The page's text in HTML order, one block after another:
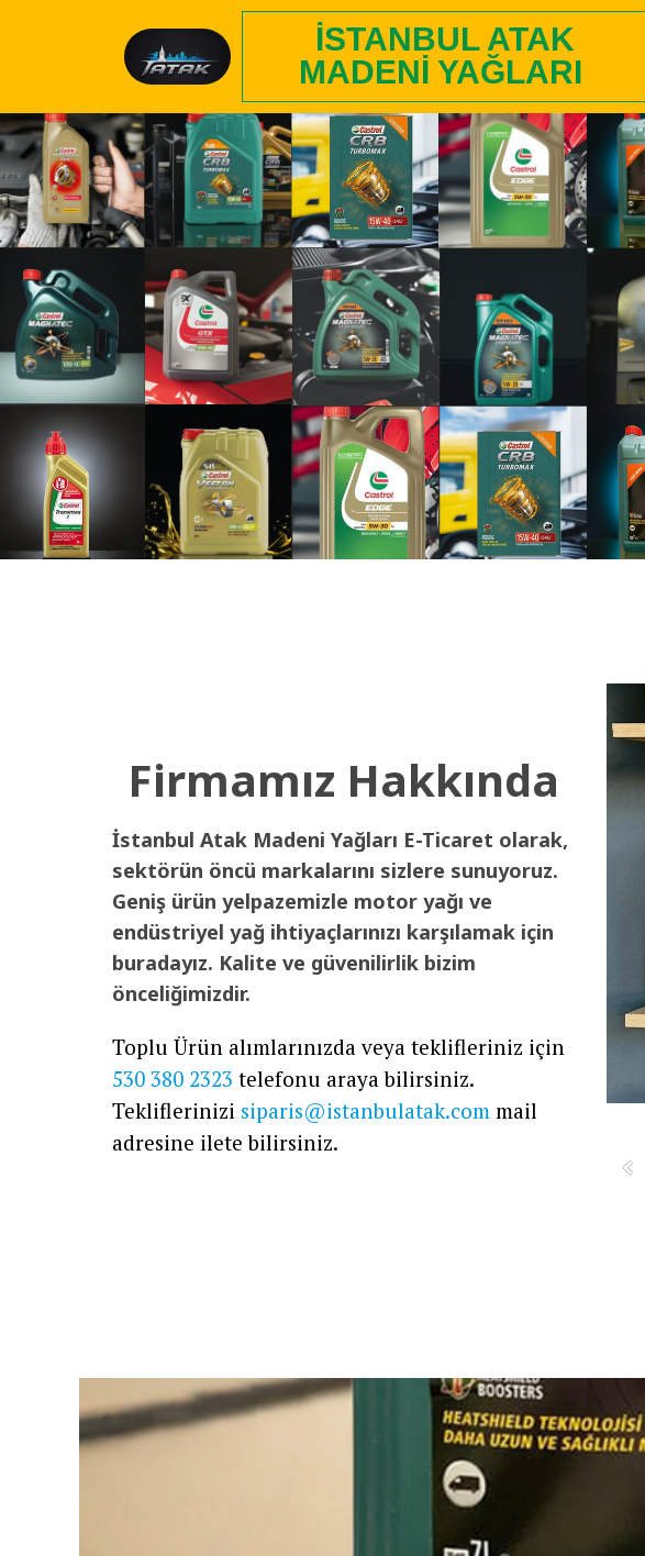
İSTANBUL ATAK
MADENI YAĞLARI
Firmamız Hakkında
İstanbul Atak Madeni Yağları E-Ticaret olarak,
sektörün öncü markalarını sizlere sunuyoruz.
Geniş ürün yelpazemizle motor yağı ve
endüstriyel yağ ihtiyaçlarınızı karşılamak için
buradayız. Kalite ve güvenilirlik bizim
önceliğimizdir.
Toplu Ürün alımlarınızda veya teklifleriniz için
530 380 2323 telefonu araya bilirsiniz.
Tekliflerinizi siparis@istanbulatak.com mail
adresine ilete bilirsiniz.